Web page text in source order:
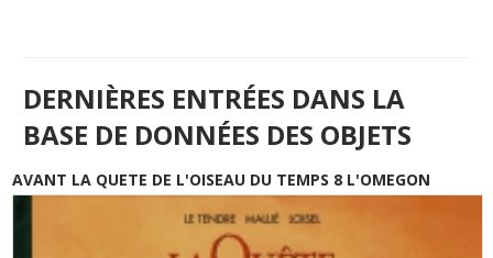
DERNIÈRES ENTRÉES DANS LA
BASE DE DONNÉES DES OBJETS
AVANT LA QUETE DE L'OISEAU DU TEMPS 8 L'OMEGON